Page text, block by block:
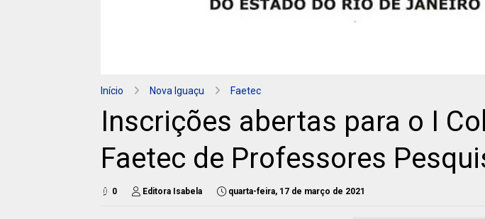
Início Nova Iguaçu Faetec
Inscrições abertas para o I
Faetec de Professores
0 Editora Isabela quarta-feira, 17 de março de 2021